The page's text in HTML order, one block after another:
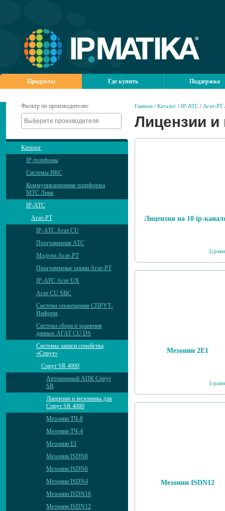
Продукты Где купить Поддержка
Фильтр по производителю:
Каталог
IP-телефоны
Системы ВКС
Коммуникационная платформа
МТС Линк
IP-АТС
Агат-РТ
IP-АТС Агат CU
Программная АТС
Модули Агат-РТ
Программные опции Агат-РТ
IP-АТС Агат UX
Агат CU SBC
Система оповещения СПРУТ-
Информ
Система сбора и хранения
данных АГАТ CU DS
Системы записи семейства
«Спрут»
Спрут SR 4000
Автономный АПК Спрут
SR
Лицензии и мезонины для
Спрут SR 4000
Мезонин ТЧ-8
Мезонин ТЧ-4
Мезонин Е1
Мезонин ISDN8
Мезонин ISDN6
Мезонин ISDN4
Мезонин ISDN16
Мезонин ISDN12
Главная / Каталог / IP-АТС / Агат-РТ
Лицензии и
Лицензия на 10 ip-
Мезонин 2Е1
Мезонин ISDN12